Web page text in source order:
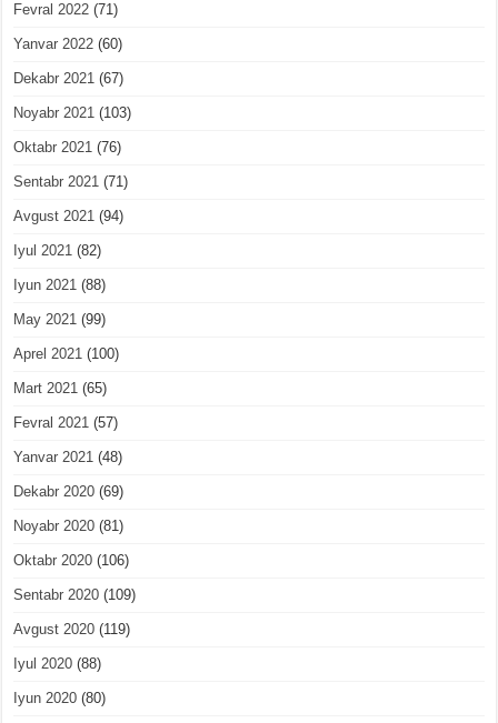
Fevral 2022 (71)
Yanvar 2022 (60)
Dekabr 2021 (67)
Noyabr 2021 (103)
Oktabr 2021 (76)
Sentabr 2021 (71)
Avgust 2021 (94)
Iyul 2021 (82)
Iyun 2021 (88)
May 2021 (99)
Aprel 2021 (100)
Mart 2021 (65)
Fevral 2021 (57)
Yanvar 2021 (48)
Dekabr 2020 (69)
Noyabr 2020 (81)
Oktabr 2020 (106)
Sentabr 2020 (109)
Avgust 2020 (119)
Iyul 2020 (88)
Iyun 2020 (80)